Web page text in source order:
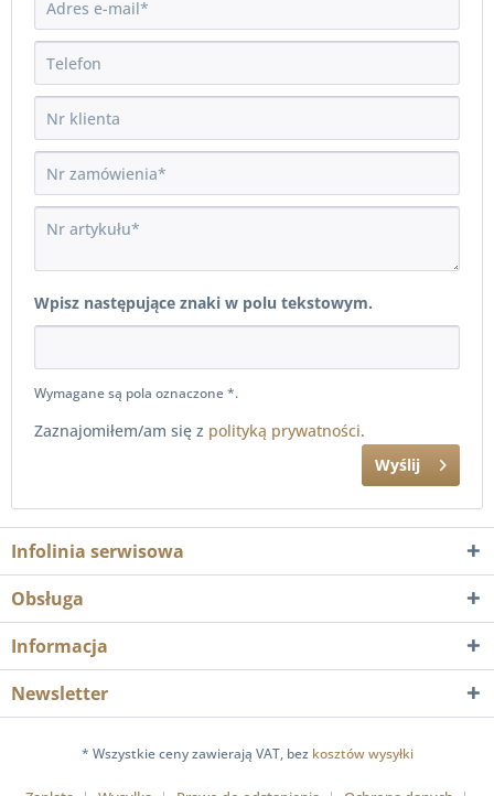
Wpisz następujące znaki w polu tekstowym.
Wymagane są pola oznaczone *.
Zaznajomiłem/am się z polityką prywatności.
Wyślij
Infolinia serwisowa
Obsługa
Informacja
Newsletter
* Wszystkie ceny zawierają VAT, bez kosztów wysyłki